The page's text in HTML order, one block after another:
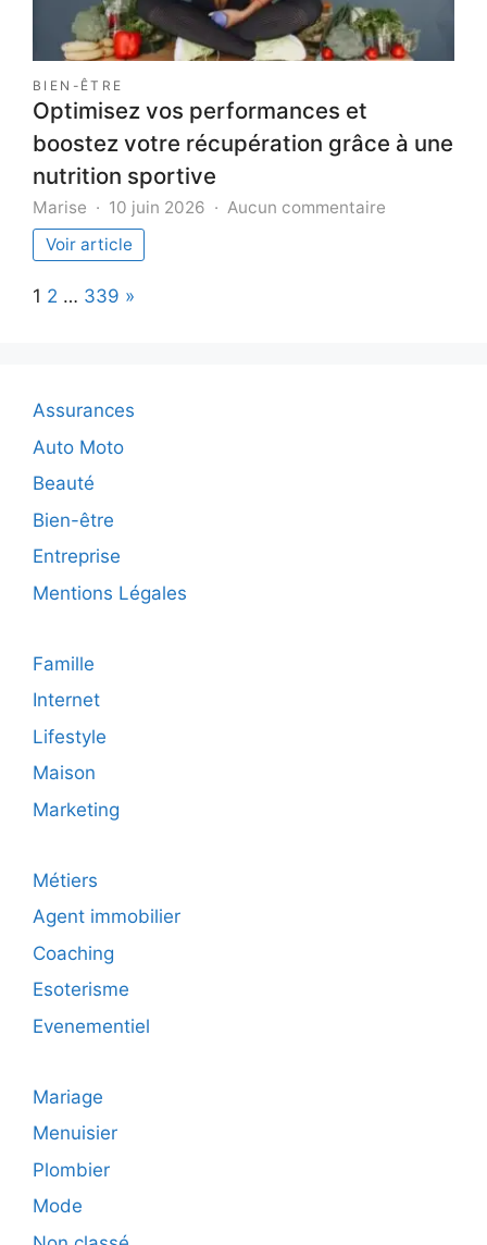
BIEN-ÊTRE
Optimisez vos performances et
boostez votre récupération grâce à une
nutrition sportive
Marise 10 juin 2026 Aucun commentaire
Voir article
Page:
1 2 … 339 Next
»
Assurances
Auto Moto
Beauté
Bien-être
Entreprise
Mentions Légales
Famille
Internet
Lifestyle
Maison
Marketing
Métiers
Agent immobilier
Coaching
Esoterisme
Evenementiel
Mariage
Menuisier
Plombier
Mode